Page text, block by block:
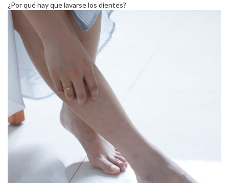
¿Por qué hay que lavarse los dientes?